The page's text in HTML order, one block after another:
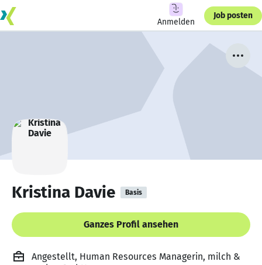
Anmelden
Job posten
Kristina Davie Basis
Ganzes Profil ansehen
Angestellt, Human Resources Managerin, milch &